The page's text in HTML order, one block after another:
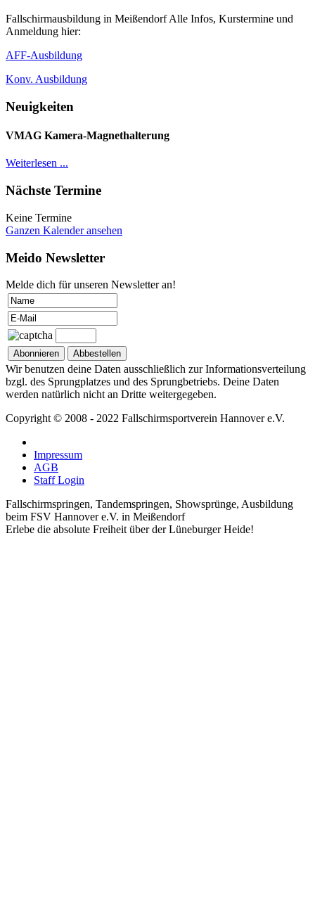
Fallschirmausbildung in Meißendorf Alle Infos, Kurstermine und
Anmeldung hier:
AFF-Ausbildung
Konv. Ausbildung
Neuigkeiten
VMAG Kamera-Magnethalterung
Weiterlesen ...
Nächste Termine
Keine Termine
Ganzen Kalender ansehen
Meido Newsletter
Melde dich für unseren Newsletter an!
Wir benutzen deine Daten ausschließlich zur Informationsverteilung
bzgl. des Sprungplatzes und des Sprungbetriebs. Deine Daten
werden natürlich nicht an Dritte weitergegeben.
Copyright © 2008 - 2022 Fallschirmsportverein Hannover e.V.
Impressum
AGB
Staff Login
Fallschirmspringen, Tandemspringen, Showsprünge, Ausbildung
beim FSV Hannover e.V. in Meißendorf
Erlebe die absolute Freiheit über der Lüneburger Heide!